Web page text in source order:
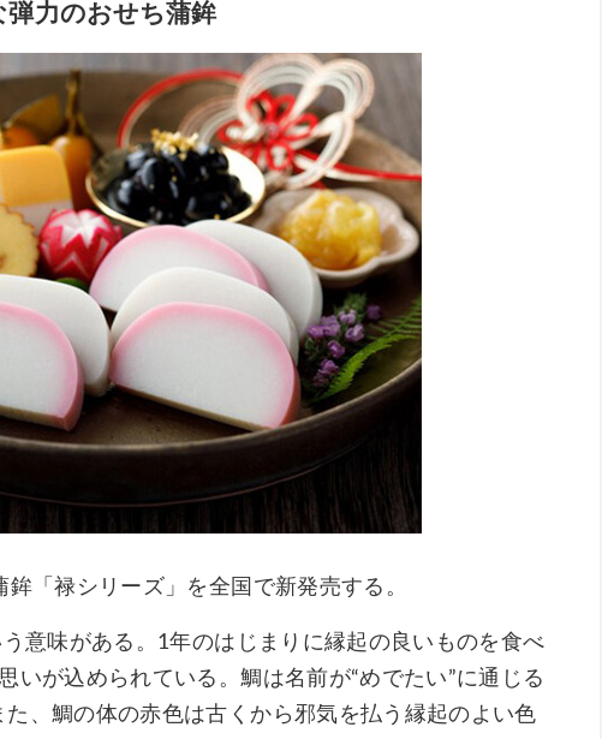
力のおせち蒲鉾
「禄シリーズ」を全国で新発売する。
意味がある。1年のはじまりに縁起の良いものを食べ
いが込められている。鯛は名前が“めでたい”に通じる
、鯛の体の赤色は古くから邪気を払う縁起のよい色